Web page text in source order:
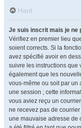
Haut
Je suis inscrit mais je ne
Vérifiez en premier lieu
soient corrects. Si la
avez spécifié avoir en
suivre les instructions que
également que les
vous-même ou soit par un
une session ; cette
vous aviez reçu un
ne recevez pas de
une mauvaise adresse de